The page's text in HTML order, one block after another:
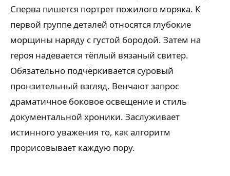
Сперва пишется портрет пожилого моряка. К
первой группе деталей относятся глубокие
морщины наряду с густой бородой. Затем на
героя надевается тёплый вязаный свитер.
Обязательно подчёркивается суровый
пронзительный взгляд. Венчают запрос
драматичное боковое освещение и стиль
документальной хроники. Заслуживает
истинного уважения то, как алгоритм
прорисовывает каждую пору.